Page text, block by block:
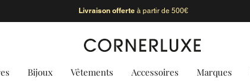
Livraison offerteà partir de 500€
Bijoux Vêtements Accessoires Marques